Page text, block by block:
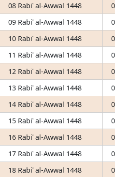
08 Rabiʿ al-Awwal 1448
09 Rabiʿ al-Awwal 1448
10 Rabiʿ al-Awwal 1448
11 Rabiʿ al-Awwal 1448
12 Rabiʿ al-Awwal 1448
13 Rabiʿ al-Awwal 1448
14 Rabiʿ al-Awwal 1448
15 Rabiʿ al-Awwal 1448
16 Rabiʿ al-Awwal 1448
17 Rabiʿ al-Awwal 1448
18 Rabiʿ al-Awwal 1448